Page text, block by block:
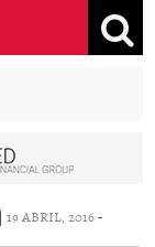
| 19 ABRIL, 2016-